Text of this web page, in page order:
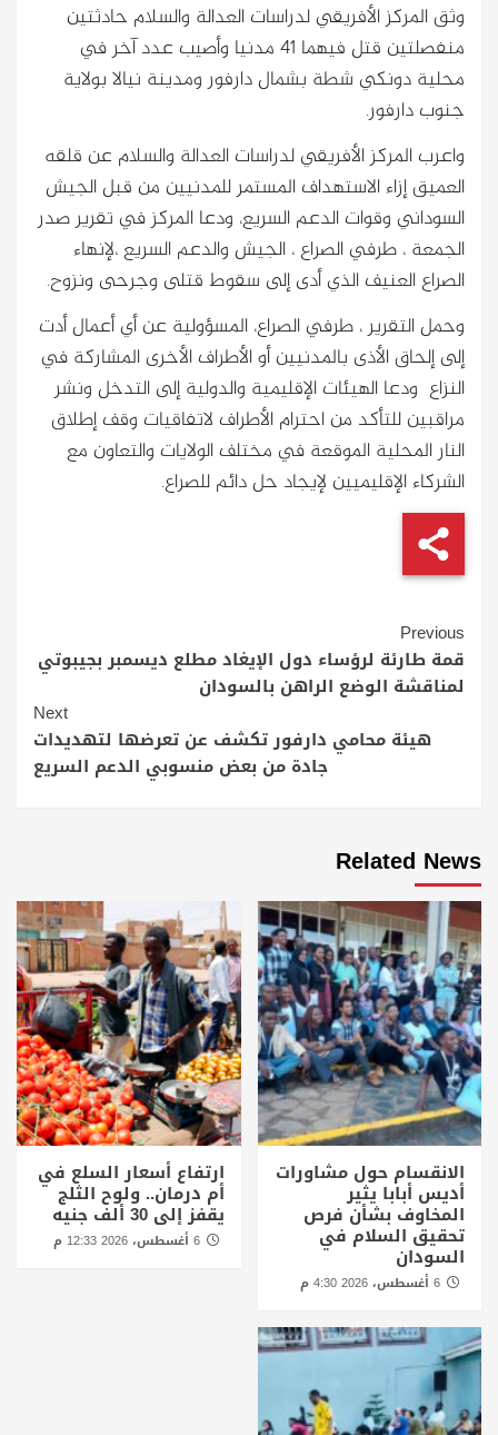
وثق المركز الأفريقي لدراسات العدالة والسلام حادثتين
منفصلتين قتل فيهما 41 مدنيا وأصيب عدد آخر في
محلية دونكي شطة بشمال دارفور ومدينة نيالا بولاية
جنوب دارفور.
واعرب المركز الأفريقي لدراسات العدالة والسلام عن قلقه
العميق إزاء الاستهداف المستمر للمدنيين من قبل الجيش
السوداني وقوات الدعم السريع، ودعا المركز في تقرير صدر
الجمعة ، طرفي الصراع ، الجيش والدعم السريع ،لإنهاء
الصراع العنيف الذي أدى إلى سقوط قتلى وجرحى ونزوح.
وحمل التقرير ، طرفي الصراع، المسؤولية عن أي أعمال أدت
إلى إلحاق الأذى بالمدنيين أو الأطراف الأخرى المشاركة في
النزاع ودعا الهيئات الإقليمية والدولية إلى التدخل ونشر
مراقبين للتأكد من احترام الأطراف لاتفاقيات وقف إطلاق
النار المحلية الموقعة في مختلف الولايات والتعاون مع
الشركاء الإقليميين لإيجاد حل دائم للصراع.
Continue
Reading
Previous
قمة طارئة لرؤساء دول الإيغاد مطلع ديسمبر بجيبوتي
لمناقشة الوضع الراهن بالسودان
Next
هيئة محامي دارفور تكشف عن تعرضها لتهديدات
جادة من بعض منسوبي الدعم السريع
Related News
الانقسام حول مشاورات
أديس أبابا يثير
المخاوف بشأن فرص
تحقيق السلام في
السودان
ارتفاع أسعار السلع في
أم درمان.. ولوح الثلج
يقفز إلى 30 ألف جنيه
6 أغسطس، 2026 12:33 م